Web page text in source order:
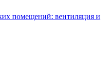
помещений: вентиляция и